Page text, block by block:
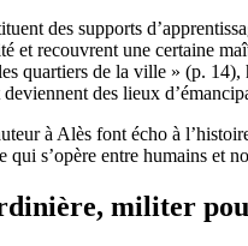
des supports
et recouvrent une certaine
quartiers de la ville » (p.
des lieux
à Alès font écho à
qui s’opère entre humains et
militer